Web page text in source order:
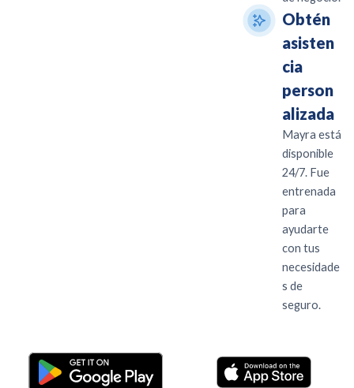
Obtén
asisten
cia
person
alizada
Mayra está
disponible
24/7. Fue
entrenada
para
ayudarte
con tus
necesidade
s de
seguro.